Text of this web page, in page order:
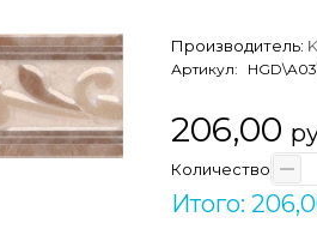
Производитель:
Артикул:
206,00
Количество
Итого: